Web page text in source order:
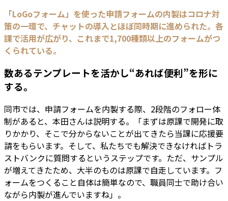
「LoGoフォーム」を使った申請フォームの内製はコロナ対
策の一環で、チャットの導入とほぼ同時期に進められた。各
課で活用が広がり、これまで1,700種類以上のフォームがつ
くられている。
数あるテンプレートを活かし“あれば便利”を形に
する。
同市では、申請フォームを内製する際、2段階のフォロー体
制があると、本田さんは説明する。「まずは原課で開発に取
りかかり、そこで分からないことが出てきたら当課に応援要
請をもらいます。そして、私たちでも解決できなければトラ
ストバンクに質問するというステップです。ただ、サンプル
が増えてきたため、大半のものは原課で自走しています。フ
ォームをつくること自体は簡単なので、職員同士で助け合い
ながら内製が進んでいますね」。